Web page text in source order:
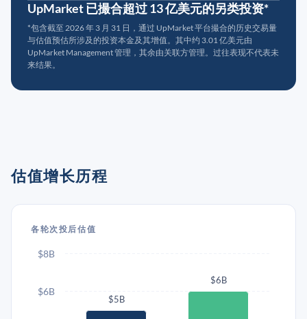
UpMarket 已撮合超过 13 亿美元的另类投资*
*包含截至 2026 年 3 月 31 日，通过 UpMarket 平台撮合的历史交易量
与估值预估所涉及的投资本金及其增值。其中约 3.01 亿美元由
UpMarket Management 管理，其余由关联方管理。过往表现不代表未
来结果。
估值增长历程
各轮次投后估值
$5B
$6B
$6B
$8B